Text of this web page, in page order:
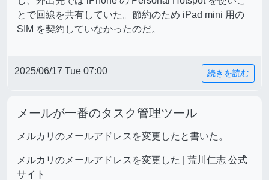
とで回線を共有していた。節約のため iPad mini 用の
SIM を契約していなかったのだ。
2025/06/17 Tue 07:00 続きを読む
メールが一番のタスク管理ツール
メルカリのメールアドレスを変更したと書いた。
メルカリのメールアドレスを変更した | 荒川仁志 公式
サイト